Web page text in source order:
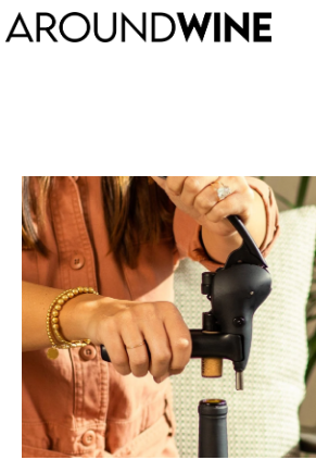
Chi Siamo
La Rivista
Argomenti
Pubblicità
Contatti